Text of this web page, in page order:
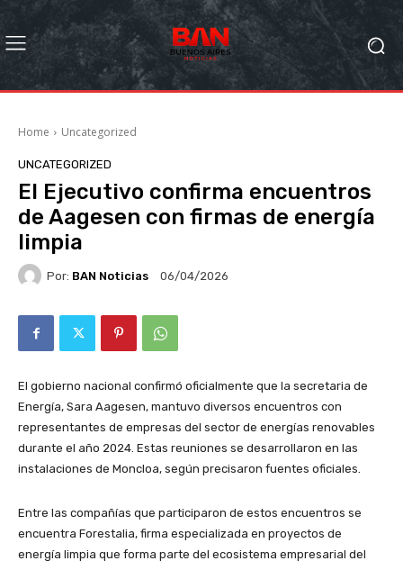
Home Uncategorized
UNCATEGORIZED
El Ejecutivo confirma encuentros
de Aagesen con firmas de energía
limpia
Por: BAN Noticias 06/04/2026
El gobierno nacional confirmó oficialmente que la secretaria de
Energía, Sara Aagesen, mantuvo diversos encuentros con
representantes de empresas del sector de energías renovables
durante el año 2024. Estas reuniones se desarrollaron en las
instalaciones de Moncloa, según precisaron fuentes oficiales.
Entre las compañías que participaron de estos encuentros se
encuentra Forestalia, firma especializada en proyectos de
energía limpia que forma parte del ecosistema empresarial del